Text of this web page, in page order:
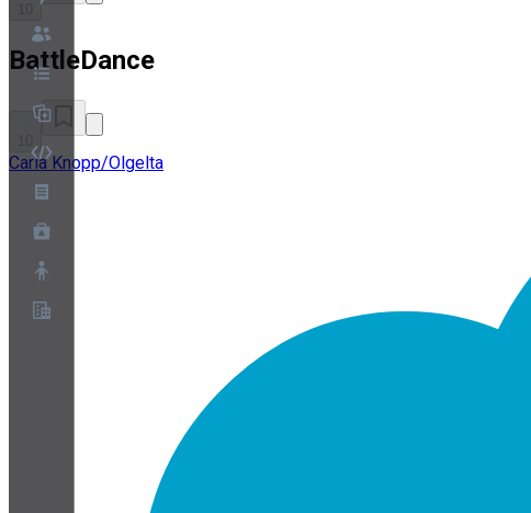
セキュリティとプライバシーのホワイトペーパー
BattleDance
Carla Knopp/Olgelta